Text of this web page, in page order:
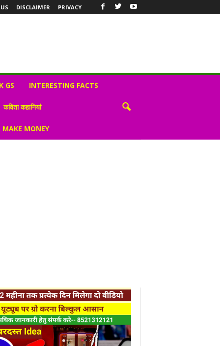
DISCLAIMER PRIVACY
GS INTERESTING FACTS
कविता कहानियां
MONEY